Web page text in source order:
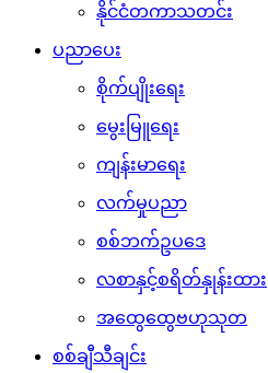
နိုင်ငံတကာသတင်း
ပညာပေး
စိုက်ပျိုးရေး
မွေးမြူရေး
ကျန်းမာရေး
လက်မှုပညာ
စစ်ဘက်ဥပဒေ
လစာနှင့်စရိတ်နှုန်းထား
အထွေထွေဗဟုသုတ
စစ်ချီသီချင်း